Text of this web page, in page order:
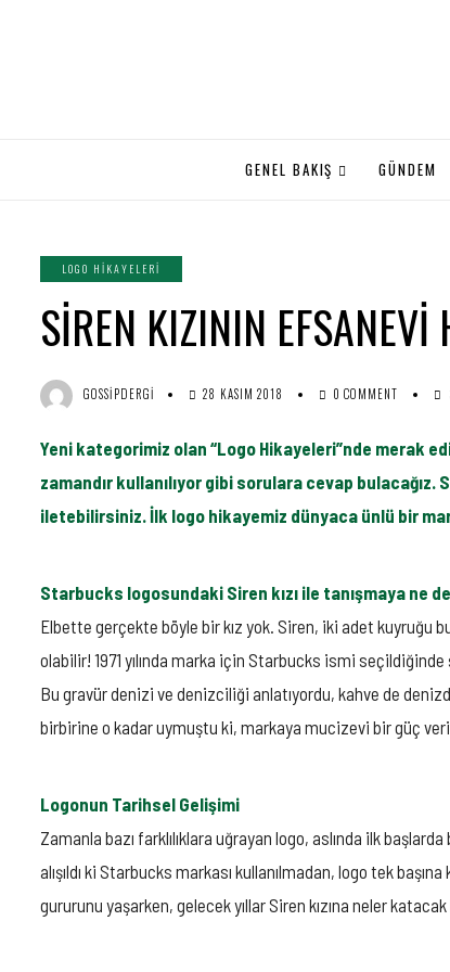
GENEL BAKIŞ GÜNDEM
LOGO HIKAYELERI
SİREN KIZININ EFSANEVİ
GOSSIPDERGI 28 KASIM 2018 0 COMMENT
Yeni kategorimiz olan “Logo Hikayeleri”nde merak
zamandır kullanılıyor gibi sorulara cevap
iletebilirsiniz. İlk logo hikayemiz dünyaca ünlü bir
Starbucks logosundaki Siren kızı ile tanışmaya ne
Elbette gerçekte böyle bir kız yok. Siren, iki adet kuyruğu
olabilir! 1971 yılında marka için Starbucks ismi
Bu gravür denizi ve denizciliği anlatıyordu, kahve de
birbirine o kadar uymuştu ki, markaya mucizevi bir güç
Logonun Tarihsel Gelişimi
Zamanla bazı farklılıklara uğrayan logo, aslında ilk
alışıldı ki Starbucks markası kullanılmadan, logo tek
gururunu yaşarken, gelecek yıllar Siren kızına neler